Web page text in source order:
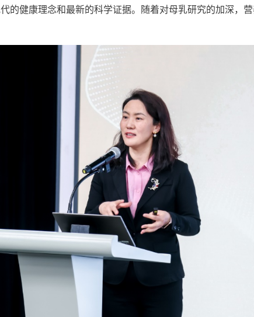
的健康理念和最新的科学证据。随着对母乳研究的加深，